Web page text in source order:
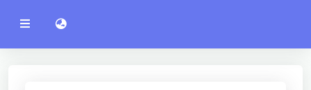
公
告
系
語言切換 language switch